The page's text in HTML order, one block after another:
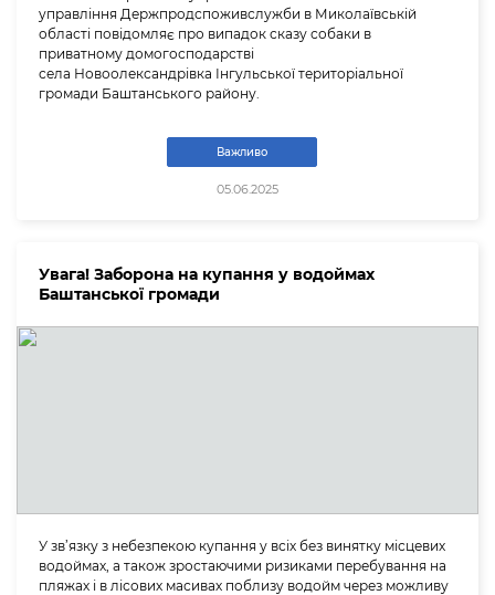
управління Держпродспоживслужби в Миколаївській
області повідомляє про випадок сказу собаки в
приватному домогосподарстві
села Новоолександрівка Інгульської територіальної
громади Баштанського району.
Важливо
05.06.2025
Увага! Заборона на купання у водоймах
Баштанської громади
У зв’язку з небезпекою купання у всіх без винятку місцевих
водоймах, а також зростаючими ризиками перебування на
пляжах і в лісових масивах поблизу водойм через можливу